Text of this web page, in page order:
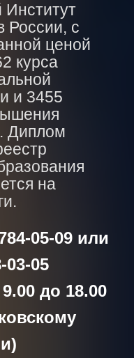
России, с
ценой
курса
и 3455
Диплом
на
05-09 или
03-05
до 18.00